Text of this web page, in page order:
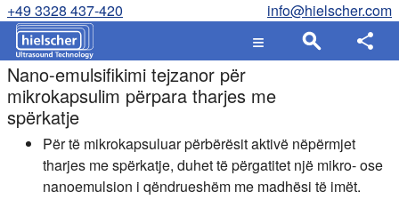
+49 3328 437-420 info@hielscher.com
Nano-emulsifikimi tejzanor për
mikrokapsulim përpara tharjes me
spërkatje
Për të mikrokapsuluar përbërësit aktivë nëpërmjet
tharjes me spërkatje, duhet të përgatitet një mikro- ose
nanoemulsion i qëndrueshëm me madhësi të imët.